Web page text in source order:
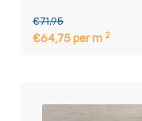
€71,95
€64,75 per m 2